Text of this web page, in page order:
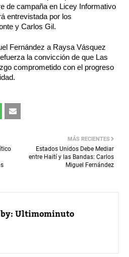
de campaña en Licey Informativo
entrevistada por los
y Carlos Gil.
Fernández a Raysa Vásquez
la convicción de que Las
comprometido con el progreso
MÁS RECIENTES
Estados Unidos Debe Mediar
entre Haití y las Bandas: Carlos
Miguel Fernández
Ultimominuto